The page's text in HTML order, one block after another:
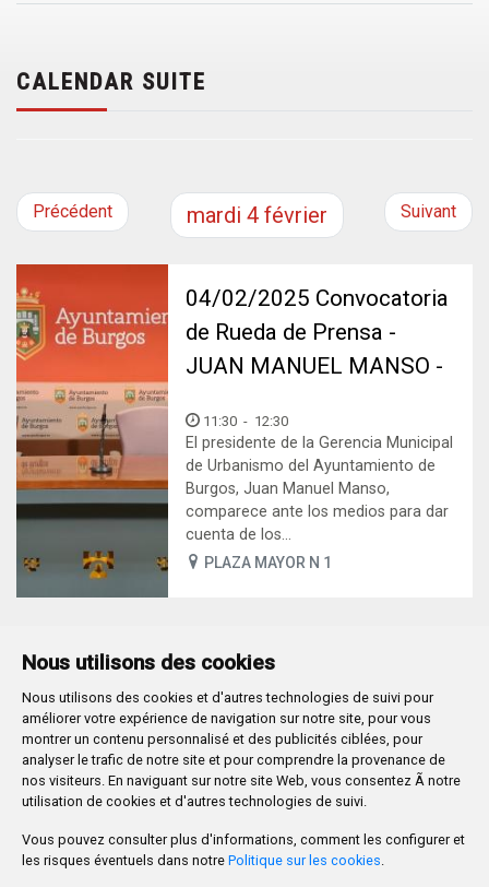
Nous utilisons des cookies
Nous utilisons des cookies et d'autres technologies de suivi pour
améliorer votre expérience de navigation sur notre site, pour vous
montrer un contenu personnalisé et des publicités ciblées, pour
analyser le trafic de notre site et pour comprendre la provenance de
nos visiteurs. En naviguant sur notre site Web, vous consentez Ã notre
utilisation de cookies et d'autres technologies de suivi.
Vous pouvez consulter plus d'informations, comment les configurer et
les risques éventuels dans notre Politique sur les cookies.
CALENDAR SUITE
Précédent mardi 4 février Suivant
04/02/2025 Convocatoria
de Rueda de Prensa -
JUAN MANUEL MANSO -
11:30 - 12:30
El presidente de la Gerencia Municipal
de Urbanismo del Ayuntamiento de
Burgos, Juan Manuel Manso,
comparece ante los medios para dar
cuenta de los...
PLAZA MAYOR N 1
Plaza Mayor 1- 09071BURGOS
947 288 800 CIF: P-0906100-C
CONTACTO | AVISOS, QUEJAS Y SUGERENCIAS
CANAL DE DENUNCIAS
MAPA WEB
AVISO LEGAL
PROMUEVE BURGOS